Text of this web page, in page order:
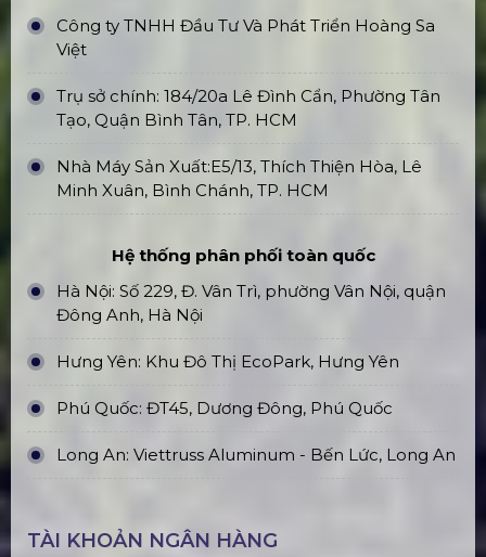
Công ty TNHH Đầu Tư Và Phát Triển Hoàng Sa
Việt
Trụ sở chính: 184/20a Lê Đình Cẩn, Phường Tân
Tạo, Quận Bình Tân, TP. HCM
Nhà Máy Sản Xuất:E5/13, Thích Thiện Hòa, Lê
Minh Xuân, Bình Chánh, TP. HCM
Hệ thống phân phối toàn quốc
Hà Nội: Số 229, Đ. Vân Trì, phường Vân Nội, quận
Đông Anh, Hà Nội
Hưng Yên: Khu Đô Thị EcoPark, Hưng Yên
Phú Quốc: ĐT45, Dương Đông, Phú Quốc
Long An: Viettruss Aluminum - Bến Lức, Long An
TÀI KHOẢN NGÂN HÀNG